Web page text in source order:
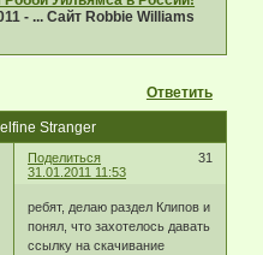
- ... Сайт Robbie Williams
Stranger
Ответить
Поделиться
31
31.01.2011 11:53
ребят, делаю раздел Клипов и
понял, что захотелось давать
ссылку на скачивание